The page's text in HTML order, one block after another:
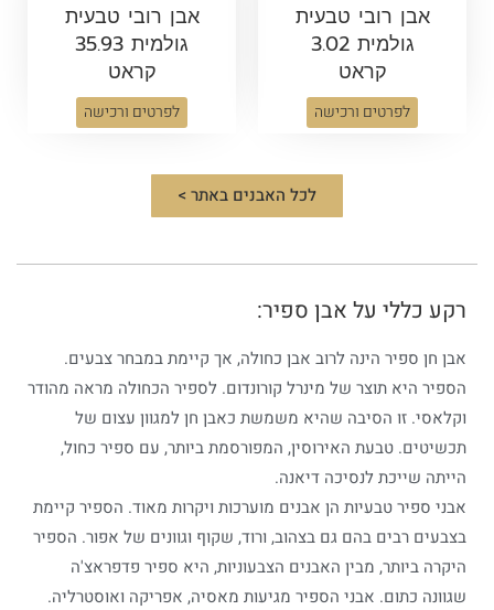
אבן רובי טבעית
גולמית 3.02
קראט
לפרטים ורכישה
אבן רובי טבעית
גולמית 35.93
קראט
לפרטים ורכישה
לכל האבנים באתר >
רקע כללי על אבן ספיר:
אבן חן ספיר הינה לרוב אבן כחולה, אך קיימת במבחר צבעים.
הספיר היא תוצר של מינרל קורונדום. לספיר הכחולה מראה מהודר
וקלאסי. זו הסיבה שהיא משמשת כאבן חן למגוון עצום של
תכשיטים. טבעת האירוסין, המפורסמת ביותר, עם ספיר כחול,
הייתה שייכת לנסיכה דיאנה.
אבני ספיר טבעיות הן אבנים מוערכות ויקרות מאוד. הספיר קיימת
בצבעים רבים בהם גם בצהוב, ורוד, שקוף וגוונים של אפור. הספיר
היקרה ביותר, מבין האבנים הצבעוניות, היא ספיר פדפראצ'ה
שגוונה כתום. אבני הספיר מגיעות מאסיה, אפריקה ואוסטרליה.